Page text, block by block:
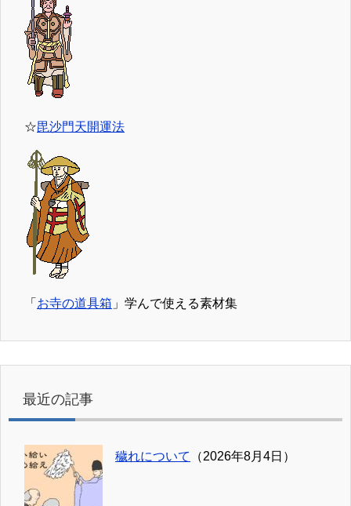
☆毘沙門天開運法
「 お寺の道具箱 」学んで使える素材集
最近の記事
穢れについて （2026年8月4日）